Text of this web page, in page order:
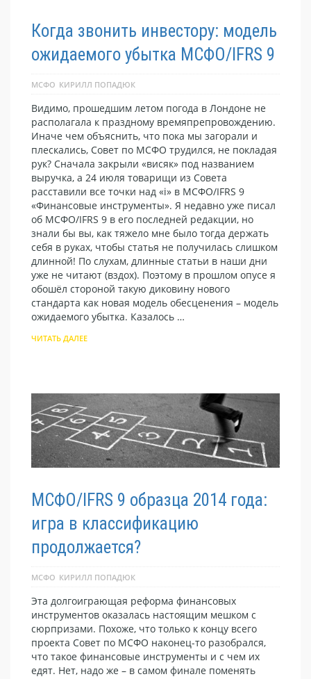
Когда звонить инвестору: модель
ожидаемого убытка МСФО/IFRS 9
МСФО КИРИЛЛ ПОПАДЮК
Видимо, прошедшим летом погода в Лондоне не
располагала к праздному времяпрепровождению.
Иначе чем объяснить, что пока мы загорали и
плескались, Совет по МСФО трудился, не покладая
рук? Сначала закрыли «висяк» под названием
выручка, а 24 июля товарищи из Совета
расставили все точки над «i» в МСФО/IFRS 9
«Финансовые инструменты». Я недавно уже писал
об МСФО/IFRS 9 в его последней редакции, но
знали бы вы, как тяжело мне было тогда держать
себя в руках, чтобы статья не получилась слишком
длинной! По слухам, длинные статьи в наши дни
уже не читают (вздох). Поэтому в прошлом опусе я
обошёл стороной такую диковину нового
стандарта как новая модель обесценения – модель
ожидаемого убытка. Казалось …
ЧИТАТЬ ДАЛЕЕ
МСФО/IFRS 9 образца 2014 года:
игра в классификацию
продолжается?
МСФО КИРИЛЛ ПОПАДЮК
Эта долгоиграющая реформа финансовых
инструментов оказалась настоящим мешком с
сюрпризами. Похоже, что только к концу всего
проекта Совет по МСФО наконец-то разобрался,
что такое финансовые инструменты и с чем их
едят. Нет, надо же – в самом финале поменять